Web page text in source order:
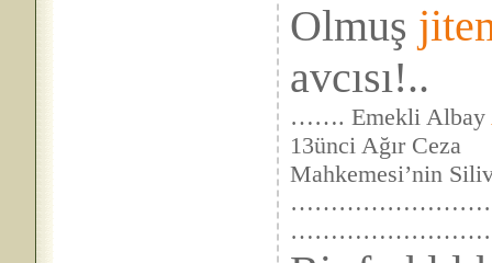
Olmuş
avcısı!..
……. Emekli Albay
13ünci Ağır Ceza
Mahkemesi’nin